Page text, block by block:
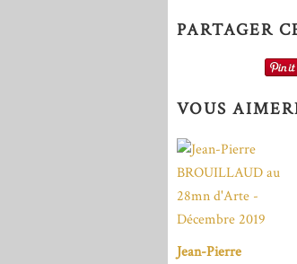
PARTAGER
VOUS
Jean-Pierre